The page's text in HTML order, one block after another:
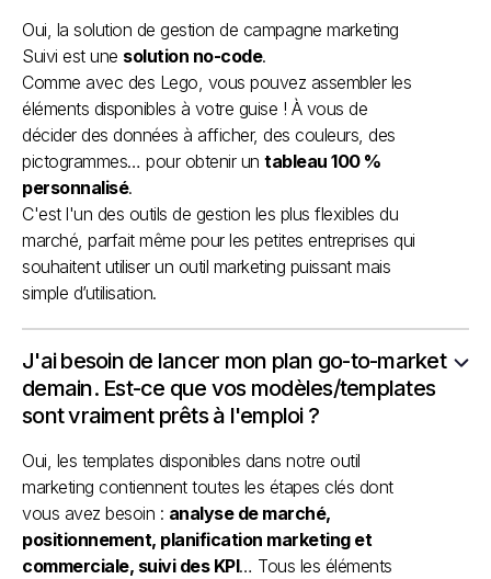
Oui, la solution de gestion de campagne marketing
Suivi est une solution no-code.
Comme avec des Lego, vous pouvez assembler les
éléments disponibles à votre guise ! À vous de
décider des données à afficher, des couleurs, des
pictogrammes… pour obtenir un tableau 100 %
personnalisé.
C'est l'un des outils de gestion les plus flexibles du
marché, parfait même pour les petites entreprises qui
souhaitent utiliser un outil marketing puissant mais
simple d’utilisation.
J'ai besoin de lancer mon plan go-to-market
demain. Est-ce que vos modèles/templates
sont vraiment prêts à l'emploi ?
Oui, les templates disponibles dans notre outil
marketing contiennent toutes les étapes clés dont
vous avez besoin : analyse de marché,
positionnement, planification marketing et
commerciale, suivi des KPI… Tous les éléments